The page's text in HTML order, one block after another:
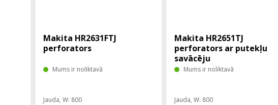
Makita HR2631FTJ
perforators
Mums ir noliktavā
Jauda, ​​W: 800
Makita HR2651TJ
perforators ar putekļu
savācēju
Mums ir noliktavā
Jauda, ​​W: 800